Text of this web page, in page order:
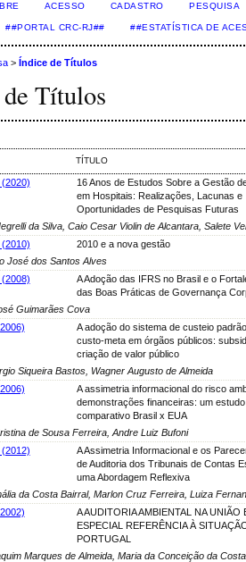
ACESSO CADASTRO PESQUISA
##PORTAL CRC-RJ## ##ESTATÍSTICA DE
> Índice de Títulos
Títulos
TÍTULO
(2020)
16 Anos de Estudos Sobre a Gestão
em Hospitais: Realizações, Lacunas e
Oportunidades de Pesquisas Futuras
da Silva, Caio Cesar Violin de Alcantara, Salete
(2010)
2010 e a nova gestão
José dos Santos Alves
(2008)
A Adoção das IFRS no Brasil e o
das Boas Práticas de Governança
Guimarães Cova
A adoção do sistema de custeio
custo-meta em órgãos públicos:
criação de valor público
Siqueira Bastos, Wagner Augusto de Almeida
A assimetria informacional do risco
demonstrações financeiras: um estudo
comparativo Brasil x EUA
de Sousa Ferreira, Andre Luiz Bufoni
(2012)
A Assimetria Informacional e os
de Auditoria dos Tribunais de Contas
uma Abordagem Reflexiva
da Costa Bairral, Marlon Cruz Ferreira, Luiza
A AUDITORIA AMBIENTAL NA UNIÃO
ESPECIAL REFERÊNCIA À
PORTUGAL
Marques de Almeida, Maria da Conceição da